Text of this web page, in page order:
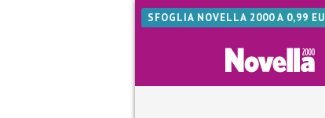
SFOGLIA NOVELLA 2000 A 0,99